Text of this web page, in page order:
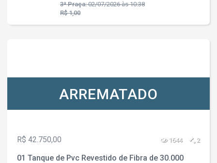
3ª Praça:02/07/2026 às 10:38
R$ 1,00
ARREMATADO
R$ 42.750,00 1644 2
01 Tanque de Pvc Revestido de Fibra de 30.000